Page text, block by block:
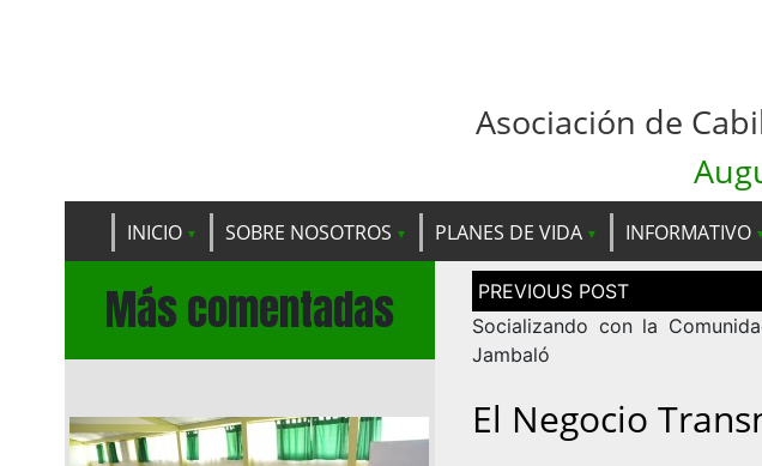
Asociación de
INICIO SOBRE NOSOTROS PLANES DE VIDA INFORMATIVO
Más comentadas
Navegación
de
entradas
Socializando con la
Jambaló
El Negocio